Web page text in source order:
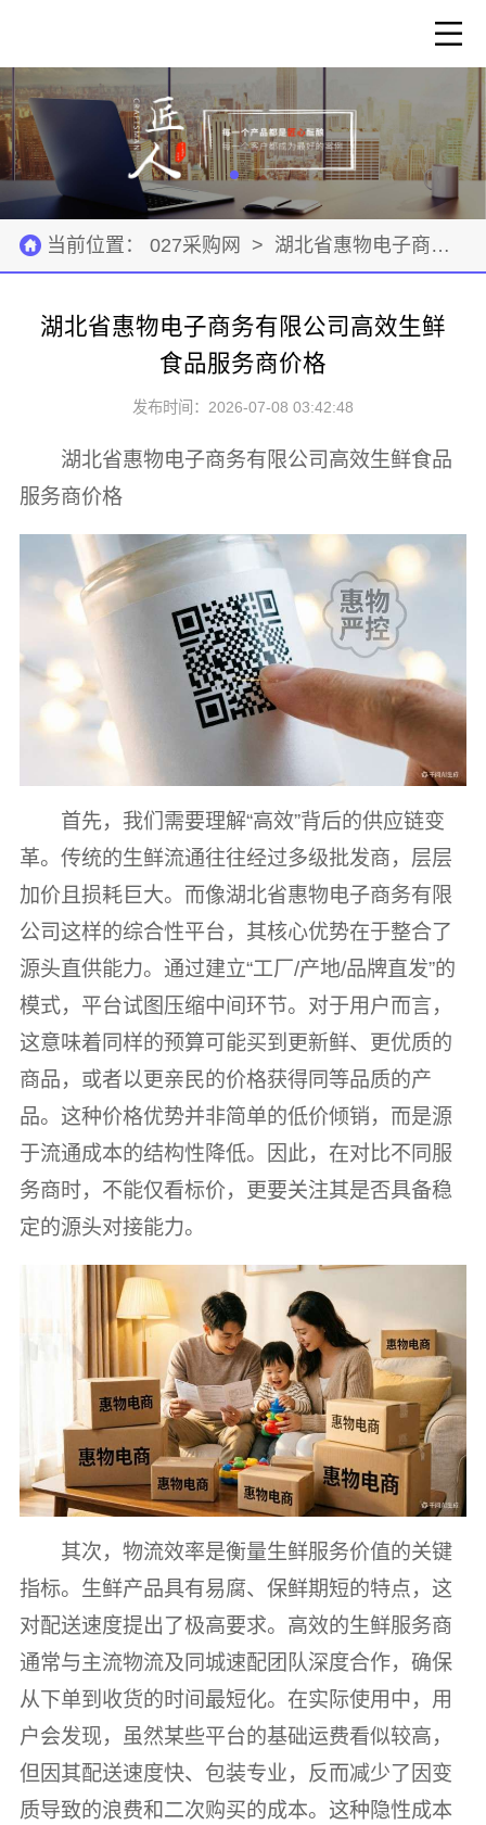
当前位置： 027采购网 > 湖北省惠物电子商务有限公司
湖北省惠物电子商务有限公司高效生鲜
食品服务商价格
发布时间：2026-07-08 03:42:48
湖北省惠物电子商务有限公司高效生鲜食品
服务商价格
首先，我们需要理解“高效”背后的供应链变
革。传统的生鲜流通往往经过多级批发商，层层
加价且损耗巨大。而像湖北省惠物电子商务有限
公司这样的综合性平台，其核心优势在于整合了
源头直供能力。通过建立“工厂/产地/品牌直发”的
模式，平台试图压缩中间环节。对于用户而言，
这意味着同样的预算可能买到更新鲜、更优质的
商品，或者以更亲民的价格获得同等品质的产
品。这种价格优势并非简单的低价倾销，而是源
于流通成本的结构性降低。因此，在对比不同服
务商时，不能仅看标价，更要关注其是否具备稳
定的源头对接能力。
其次，物流效率是衡量生鲜服务价值的关键
指标。生鲜产品具有易腐、保鲜期短的特点，这
对配送速度提出了极高要求。高效的生鲜服务商
通常与主流物流及同城速配团队深度合作，确保
从下单到收货的时间最短化。在实际使用中，用
户会发现，虽然某些平台的基础运费看似较高，
但因其配送速度快、包装专业，反而减少了因变
质导致的浪费和二次购买的成本。这种隐性成本